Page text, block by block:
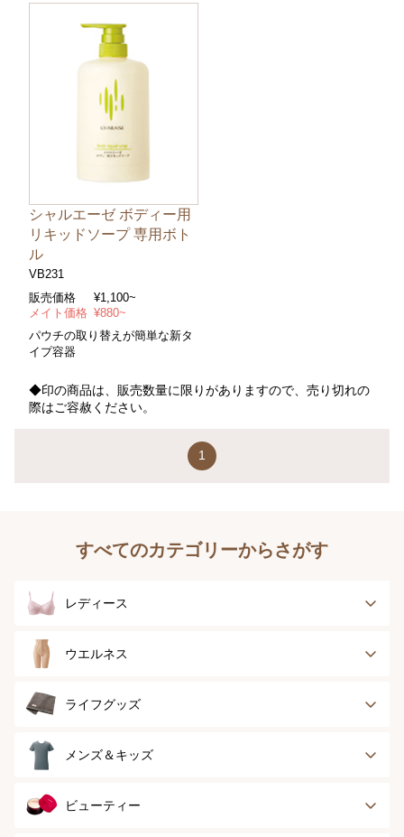
シャルエーゼ ボディー用
リキッドソープ 専用ボト
ル
VB231
販売価格
¥1,100~
メイト価格 ¥880~
パウチの取り替えが簡単な新タ
イプ容器
◆印の商品は、販売数量に限りがありますので、売り切れの
際はご容赦ください。
1
すべてのカテゴリーからさがす
レディース
ブラジャー
ボディースーツ
ランジェリー
ウエルネス
健康サポート
スポーツ
ライフグッズ
アウター
グッズ
メンズ＆キッズ
メンズトップ
ビューティー